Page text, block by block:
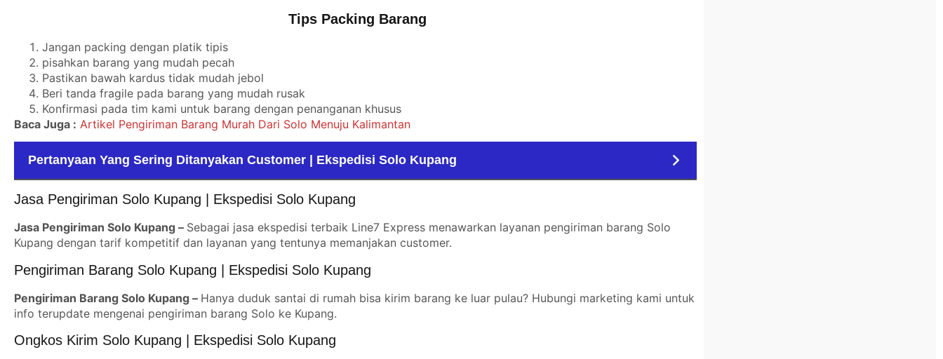
Tips Packing Barang
Jangan packing dengan platik tipis
pisahkan barang yang mudah pecah
Pastikan bawah kardus tidak mudah jebol
Beri tanda fragile pada barang yang mudah rusak
Konfirmasi pada tim kami untuk barang dengan penanganan khusus
Baca Juga : Artikel Pengiriman Barang Murah Dari Solo Menuju Kalimantan
Pertanyaan Yang Sering Ditanyakan Customer | Ekspedisi Solo Kupang
Jasa Pengiriman Solo Kupang | Ekspedisi Solo Kupang
Jasa Pengiriman Solo Kupang – Sebagai jasa ekspedisi terbaik Line7 Express menawarkan layanan pengiriman barang Solo
Kupang dengan tarif kompetitif dan layanan yang tentunya memanjakan customer.
Pengiriman Barang Solo Kupang | Ekspedisi Solo Kupang
Pengiriman Barang Solo Kupang – Hanya duduk santai di rumah bisa kirim barang ke luar pulau? Hubungi marketing kami untuk
info terupdate mengenai pengiriman barang Solo ke Kupang.
Ongkos Kirim Solo Kupang | Ekspedisi Solo Kupang